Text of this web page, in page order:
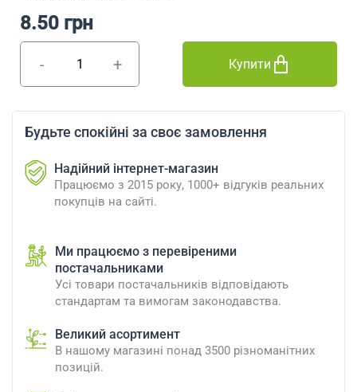
- +
8.50 грн
Купити
Будьте спокійні за своє замовлення
Надійний інтернет-магазин
Працюємо з 2015 року, 1000+ відгуків реальних
покупців на сайті.
Ми працюємо з перевіреними
постачальниками
Усі товари постачальників відповідають
стандартам та вимогам законодавства.
Великий асортимент
В нашому магазині понад 3500 різноманітних
позицій.